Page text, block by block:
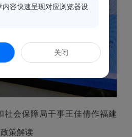
社会保障局干事王佳倩作福建
策解读
内容快速呈现对应浏览器设
关闭